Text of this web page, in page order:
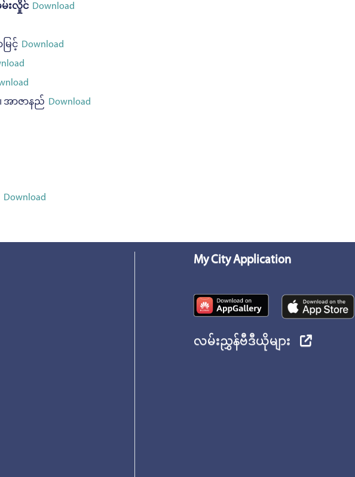
မ်းလှိုင်Download
ြင့်Download
အာဇာနည် Download
Download
My City Application
လမ်းညွှန်ဗီဒီယိုများ